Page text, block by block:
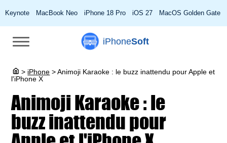
Keynote MacBook Neo iPhone 18 Pro iOS 27 MacOS Golden Gate
iPhoneSoft
> iPhone >Animoji Karaoke : le buzz inattendu pour Apple et
l'iPhone X
Animoji Karaoke : le
buzz inattendu pour